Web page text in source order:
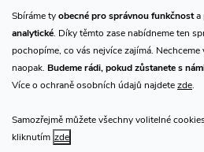
Sbíráme tyobecné pro správnou funkčnosta
analytické. Díky těmto zase nabídneme ten
pochopíme, co vás nejvíce zajímá. Nechceme
naopak. Budeme rádi, pokud zůstanete s
Více o ochraně osobních údajů najdetezde.
Samozřejmě můžete všechny volitelné
kliknutím zde
Přijímáme online platby